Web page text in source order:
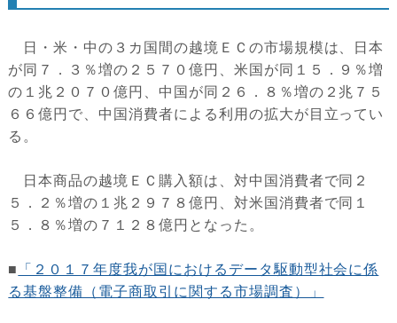
日・米・中の３カ国間の越境ＥＣの市場規模は、日本
が同７．３％増の２５７０億円、米国が同１５．９％増
の１兆２０７０億円、中国が同２６．８％増の２兆７５
６６億円で、中国消費者による利用の拡大が目立ってい
る。
日本商品の越境ＥＣ購入額は、対中国消費者で同２
５．２％増の１兆２９７８億円、対米国消費者で同１
５．８％増の７１２８億円となった。
■
「２０１７年度我が国におけるデータ駆動型社会に係
る基盤整備（電子商取引に関する市場調査）」